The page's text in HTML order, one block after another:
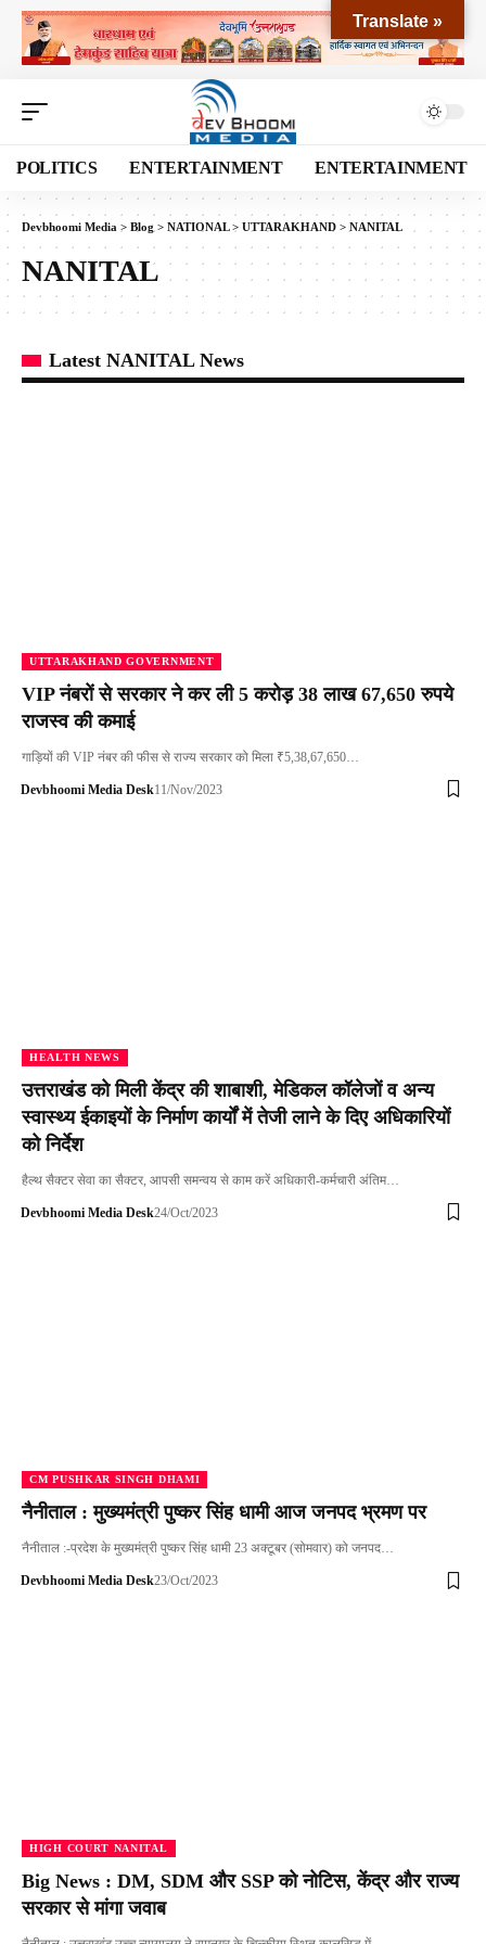
POLITICS ENTERTAINMENT ENTERTAINMENT
Devbhoomi Media > Blog > NATIONAL> UTTARAKHAND > NANITAL
NANITAL
Latest NANITAL News
UTTARAKHAND GOVERNMENT
VIP नंबरों से सरकार ने कर ली 5 करोड़ 38 लाख 67,650 रुपये
राजस्व की कमाई
गाड़ियों की VIP नंबर की फीस से राज्य सरकार को मिला ₹5,38,67,650…
Devbhoomi Media Desk11/Nov/2023
HEALTH NEWS
उत्तराखंड को मिली केंद्र की शाबाशी, मेडिकल कॉलेजों व अन्य
स्वास्थ्य ईकाइयों के निर्माण कार्यों में तेजी लाने के दिए अधिकारियों
को निर्देश
हैल्थ सैक्टर सेवा का सैक्टर, आपसी समन्वय से काम करें अधिकारी-कर्मचारी अंतिम…
Devbhoomi Media Desk24/Oct/2023
CM PUSHKAR SINGH DHAMI
नैनीताल : मुख्यमंत्री पुष्कर सिंह धामी आज जनपद भ्रमण पर
नैनीताल :-प्रदेश के मुख्यमंत्री पुष्कर सिंह धामी 23 अक्टूबर (सोमवार) को जनपद…
Devbhoomi Media Desk23/Oct/2023
HIGH COURT NANITAL
Big News : DM, SDM और SSP को नोटिस, केंद्र और राज्य
सरकार से मांगा जवाब
Translate »